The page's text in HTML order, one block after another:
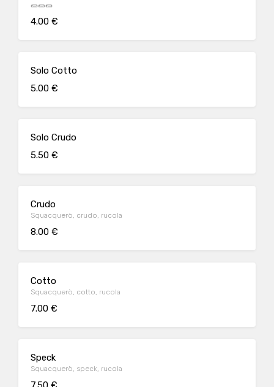
🌯🌯🌯
4.00 €
Solo Cotto
5.00 €
Solo Crudo
5.50 €
Crudo
Squacquerò, crudo, rucola
8.00 €
Cotto
Squacquerò, cotto, rucola
7.00 €
Speck
Squacquerò, speck, rucola